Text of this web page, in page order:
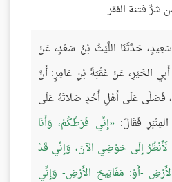
شرِّ فتنة الفقر.
سَعِيدٍ، حَدَّثَنَا اللَّيْثُ بْنُ سَعْدٍ، عَنْ
الخَيْرِ، عَنْ عُقْبَةَ بْنِ عَامِرٍ: أَنَّ
فَصَلَّى عَلَى أَهْلِ أُحُدٍ صَلاتَهُ عَلَى
فَقَالَ: إِنِّي فَرَطُكُمْ، وَأَنَا
لَأَنْظُرُ إِلَى حَوْضِي الآنَ، وَإِنِّي قَدْ
-أَوْ: مَفَاتِيحَ الأَرْضِ- وَإِنِّي